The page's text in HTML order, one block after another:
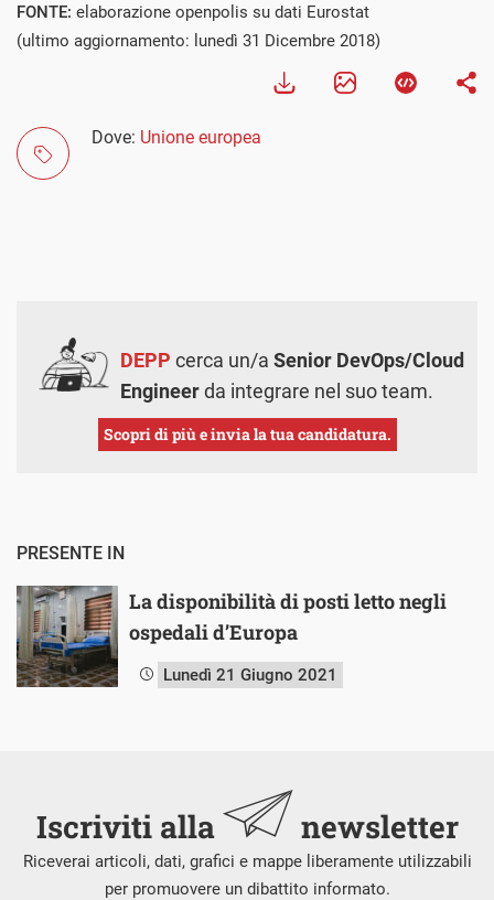
FONTE: elaborazione openpolis su dati Eurostat
(ultimo aggiornamento: lunedì 31 Dicembre 2018)
Dove: Unione europea
DEPP cerca un/a Senior DevOps/Cloud
Engineerda integrare nel suo team.
Scopri di più e invia la tua candidatura.
PRESENTE IN
La disponibilità di posti letto negli
ospedali d’Europa
Lunedì 21 Giugno 2021
Iscriviti alla newsletter
Riceverai articoli, dati, grafici e mappe liberamente utilizzabili
per promuovere un dibattito informato.